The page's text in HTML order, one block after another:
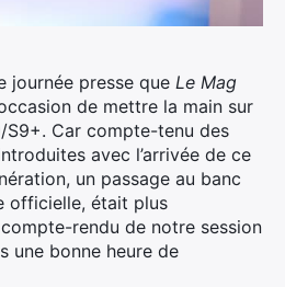
journée presse que Le Mag
de mettre la main sur
S9+. Car compte-tenu des
avec l’arrivée de ce
un passage au banc
officielle, était plus
rendu de notre session
une bonne heure de